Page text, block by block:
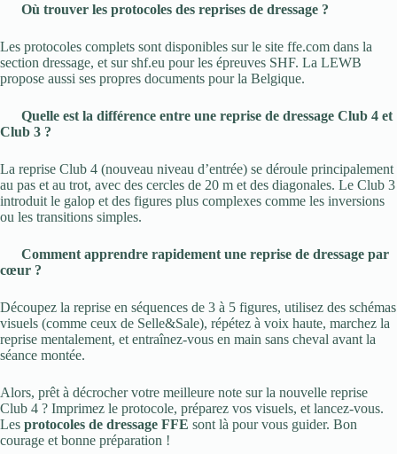
Où trouver les protocoles des reprises de dressage ?
Les protocoles complets sont disponibles sur le site ffe.com dans la
section dressage, et sur shf.eu pour les épreuves SHF. La LEWB
propose aussi ses propres documents pour la Belgique.
Quelle est la différence entre une reprise de dressage Club 4 et
Club 3 ?
La reprise Club 4 (nouveau niveau d’entrée) se déroule principalement
au pas et au trot, avec des cercles de 20 m et des diagonales. Le Club 3
introduit le galop et des figures plus complexes comme les inversions
ou les transitions simples.
Comment apprendre rapidement une reprise de dressage par
cœur ?
Découpez la reprise en séquences de 3 à 5 figures, utilisez des schémas
visuels (comme ceux de Selle&Sale), répétez à voix haute, marchez la
reprise mentalement, et entraînez-vous en main sans cheval avant la
séance montée.
Alors, prêt à décrocher votre meilleure note sur la nouvelle reprise
Club 4 ? Imprimez le protocole, préparez vos visuels, et lancez-vous.
Les protocoles de dressage FFE sont là pour vous guider. Bon
courage et bonne préparation !